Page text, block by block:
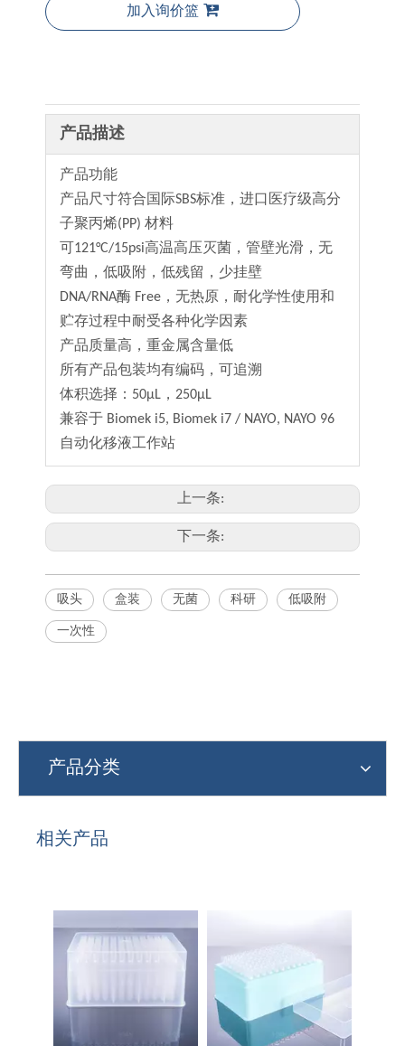
加入询价篮
产品描述
产品功能
产品尺寸符合国际SBS标准，进口医疗级高分
子聚丙烯(PP) 材料
可121°C/15psi高温高压灭菌，管壁光滑，无
弯曲，低吸附，低残留，少挂壁
DNA/RNA酶 Free，无热原，耐化学性使用和
贮存过程中耐受各种化学因素
产品质量高，重金属含量低
所有产品包装均有编码，可追溯
体积选择：50µL，250µL
兼容于 Biomek i5, Biomek i7 / NAYO, NAYO 96
自动化移液工作站
上一条:
下一条:
吸头 盒装 无菌 科研 低吸附
一次性
产品分类
相关产品